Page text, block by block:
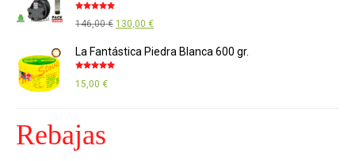
119,00 €.109,00 €.
con4.89de
146,00€ El
130,00 €El
La Fantástica Piedra Blanca 600 gr.
con4.85de
15,00 €
Rebajas